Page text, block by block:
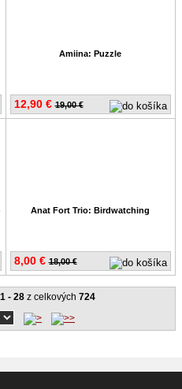
12,90 € 19,00 €
Amiina: Puzzle
8,00 € 18,00 €
Anat Fort Trio: Birdwatching
1 - 28 z celkových 724